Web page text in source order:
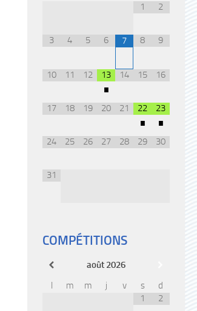
1
2
3 4 5 6 7 8 9
10 11 12 13
•
14 15 16
17 18 19 20 21 22
•
23
•
24 25 26 27 28 29 30
31
COMPÉTITIONS
août 2026
l
m m j v s
d
1
2